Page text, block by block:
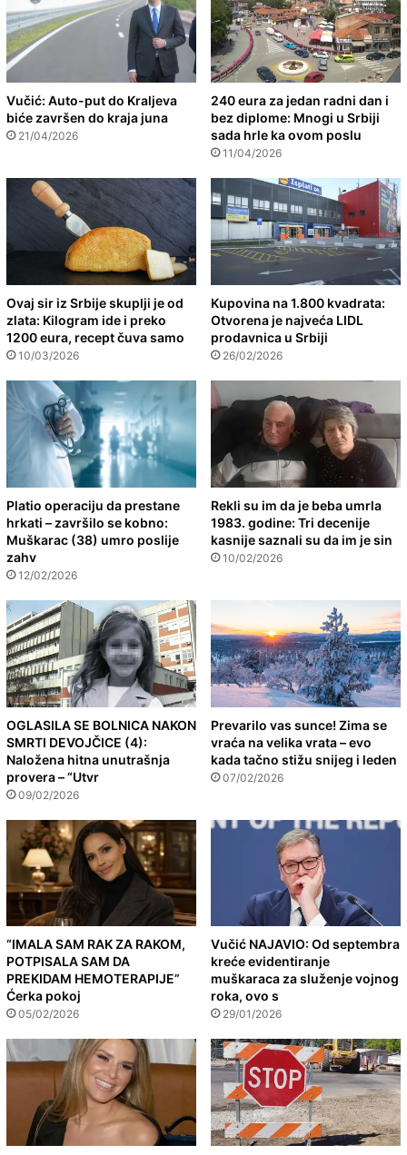
Vučić: Auto-put do Kraljeva
biće završen do kraja juna
21/04/2026
240 eura za jedan radni dan i
bez diplome: Mnogi u Srbiji
sada hrle ka ovom poslu
11/04/2026
Ovaj sir iz Srbije skuplji je od
zlata: Kilogram ide i preko
1200 eura, recept čuva samo
10/03/2026
Kupovina na 1.800 kvadrata:
Otvorena je najveća LIDL
prodavnica u Srbiji
26/02/2026
Platio operaciju da prestane
hrkati – završilo se kobno:
Muškarac (38) umro poslije
zahv
12/02/2026
Rekli su im da je beba umrla
1983. godine: Tri decenije
kasnije saznali su da im je sin
10/02/2026
OGLASILA SE BOLNICA NAKON
SMRTI DEVOJČICE (4):
Naložena hitna unutrašnja
provera – “Utvr
09/02/2026
Prevarilo vas sunce! Zima se
vraća na velika vrata – evo
kada tačno stižu snijeg i leden
07/02/2026
“IMALA SAM RAK ZA RAKOM,
POTPISALA SAM DA
PREKIDAM HEMOTERAPIJE”
Ćerka pokoj
05/02/2026
Vučić NAJAVIO: Od septembra
kreće evidentiranje
muškaraca za služenje vojnog
roka, ovo s
29/01/2026